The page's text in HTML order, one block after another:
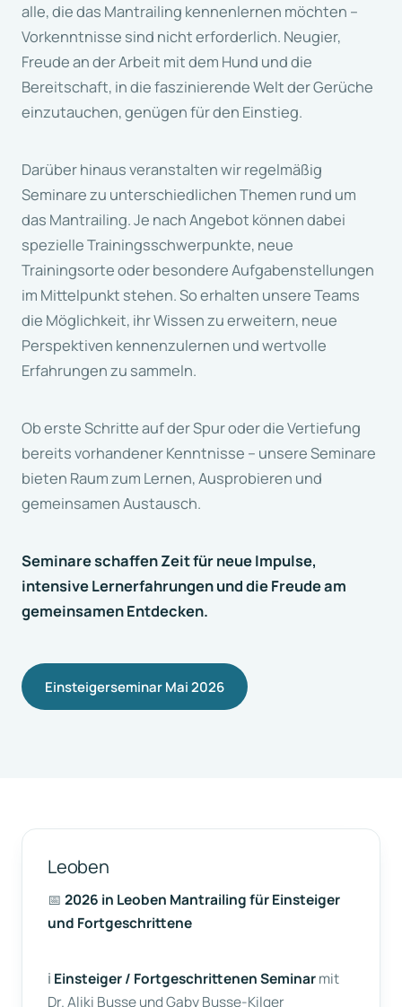
alle, die das Mantrailing kennenlernen möchten –
Vorkenntnisse sind nicht erforderlich. Neugier,
Freude an der Arbeit mit dem Hund und die
Bereitschaft, in die faszinierende Welt der Gerüche
einzutauchen, genügen für den Einstieg.
Darüber hinaus veranstalten wir regelmäßig
Seminare zu unterschiedlichen Themen rund um
das Mantrailing. Je nach Angebot können dabei
spezielle Trainingsschwerpunkte, neue
Trainingsorte oder besondere Aufgabenstellungen
im Mittelpunkt stehen. So erhalten unsere Teams
die Möglichkeit, ihr Wissen zu erweitern, neue
Perspektiven kennenzulernen und wertvolle
Erfahrungen zu sammeln.
Ob erste Schritte auf der Spur oder die Vertiefung
bereits vorhandener Kenntnisse – unsere Seminare
bieten Raum zum Lernen, Ausprobieren und
gemeinsamen Austausch.
Seminare schaffen Zeit für neue Impulse,
intensive Lernerfahrungen und die Freude am
gemeinsamen Entdecken.
Einsteigerseminar Mai 2026
Leoben
📅 2026 in Leoben Mantrailing für Einsteiger
und Fortgeschrittene
ℹ️ Einsteiger / Fortgeschrittenen Seminarmit
Dr. Aliki Busse und Gaby Busse-Kilger